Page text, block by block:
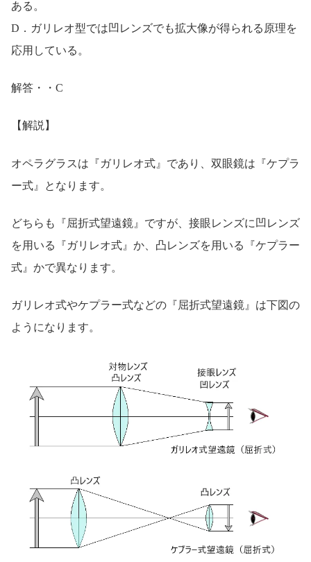
ある。
D．ガリレオ型では凹レンズでも拡大像が得られる原理を
応用している。
解答・・C
【解説】
オペラグラスは『ガリレオ式』であり、双眼鏡は『ケプラ
ー式』となります。
どちらも『屈折式望遠鏡』ですが、接眼レンズに凹レンズ
を用いる『ガリレオ式』か、凸レンズを用いる『ケプラー
式』かで異なります。
ガリレオ式やケプラー式などの『屈折式望遠鏡』は下図の
ようになります。